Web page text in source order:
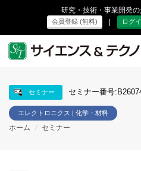
研究・技術・事業開発
会員登録 (無料) | ログ
セミナー セミナー番号
エレクトロニクス | 化学・材料
ホーム / セミナー